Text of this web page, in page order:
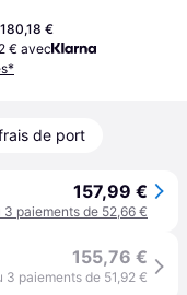
180,18 €
€ avec
de port
157,99 €
3 paiements de 52,66 €
155,76 €
3 paiements de 51,92 €